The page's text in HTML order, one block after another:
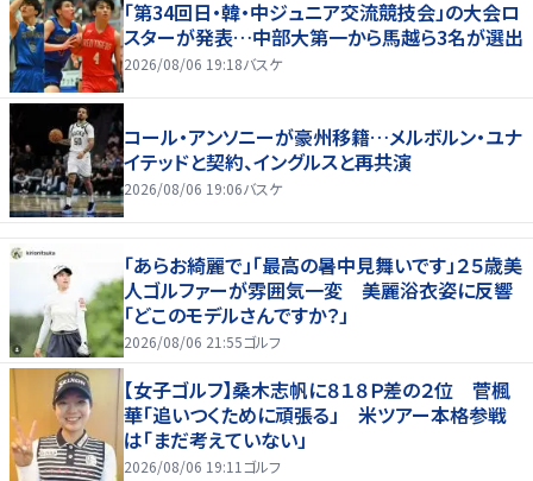
「第34回日・韓・中ジュニア交流競技会」の大会ロ
スターが発表…中部大第一から馬越ら3名が選出
2026/08/06 19:18バスケ
コール・アンソニーが豪州移籍…メルボルン・ユナ
イテッドと契約、イングルスと再共演
2026/08/06 19:06バスケ
「あらお綺麗で」「最高の暑中見舞いです」２５歳美
人ゴルファーが雰囲気一変 美麗浴衣姿に反響
「どこのモデルさんですか？」
2026/08/06 21:55ゴルフ
【女子ゴルフ】桑木志帆に８１８Ｐ差の２位 菅楓
華「追いつくために頑張る」 米ツアー本格参戦
は「まだ考えていない」
2026/08/06 19:11 ゴルフ